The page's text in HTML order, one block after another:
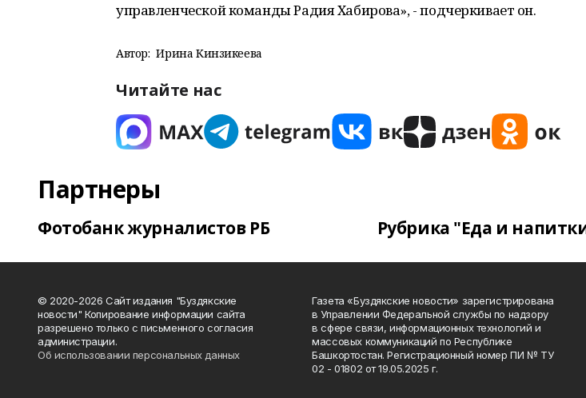
управленческой команды Радия Хабирова», - подчеркивает он.
Автор: Ирина Кинзикеева
Читайте нас
Партнеры
Фотобанк журналистов РБ Рубрика "Еда и
© 2020-2026 Сайт издания "Буздякские
новости" Копирование информации сайта
разрешено только с письменного согласия
администрации.
Об использовании персональных данных
Газета «Буздякские новости» зарегистрирована
в Управлении Федеральной службы по надзору
в сфере связи, информационных технологий и
массовых коммуникаций по Республике
Башкортостан. Регистрационный номер ПИ № ТУ
02 - 01802 от 19.05.2025 г.